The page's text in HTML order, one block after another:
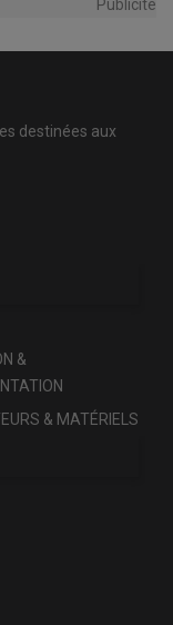
Publicité
destinées aux
&
& MATÉRIELS